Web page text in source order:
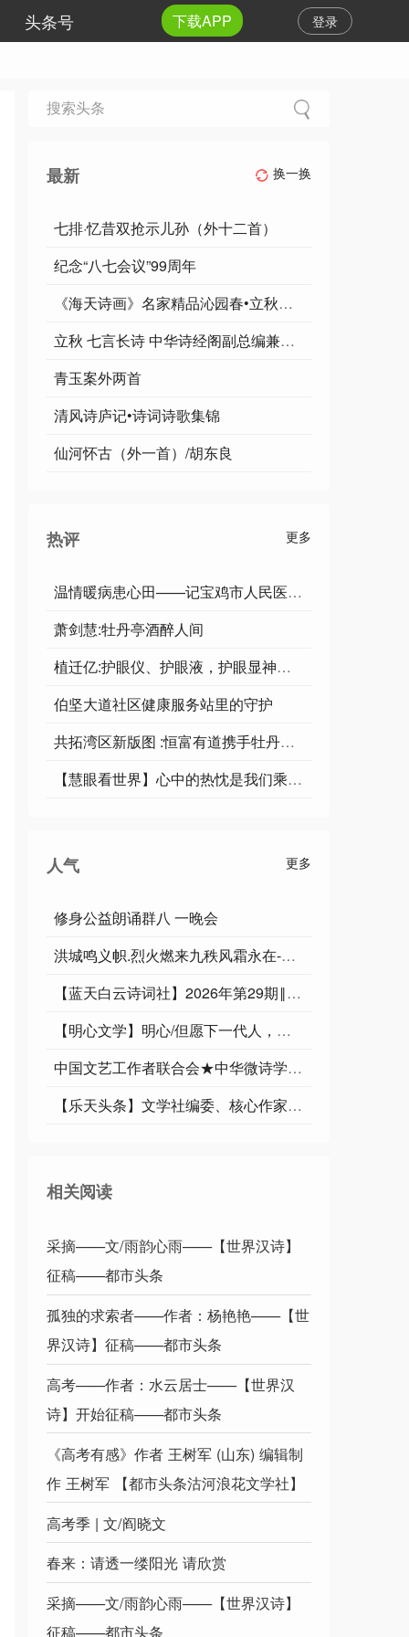
登录
头条号 下载APP
最新 换一换
七排·忆昔双抢示儿孙（外十二首）
纪念“八七会议”99周年
《海天诗画》名家精品沁园春•立秋写意词‖许碧霞（江西）
立秋 七言长诗 中华诗经阁副总编兼陕西分社社长新作 中华诗经阁陕西分社推荐
青玉案外两首
清风诗庐记•诗词诗歌集锦
仙河怀古（外一首）/胡东良
热评 更多
温情暖病患心田——记宝鸡市人民医院康复医学科全体医护人员【李当琴】
萧剑慧:牡丹亭酒醉人间
植迁亿:护眼仪、护眼液，护眼显神奇！
伯坚大道社区健康服务站里的守护
共拓湾区新版图 :恒富有道携手牡丹亭酒业开启战略合作
【慧眼看世界】心中的热忱是我们乘风破浪的底气
人气 更多
修身公益朗诵群八 一晚会
洪城鸣义帜.烈火燃来九秩风霜永在-俊岳汇雄师.祥光漫彻千重紫气遐昌∥运雪.耀华.唐江.班镇.天鹏.忠才.绍辉.飞鵬.兴华.继斌.小草.金穗.广英.家驹等佳作欣赏
【蓝天白云诗词社】2026年第29期‖王理松悼亡兄诗词专刊
【明心文学】明心/但愿下一代人，生活不在阴霾中 主播/薇薇
中国文艺工作者联合会★中华微诗学院（华诗特刊）第127期
【乐天头条】文学社编委、核心作家于宾先生精品//鹧鸪天•铁军魂（词林正韵）
相关阅读
采摘——文/雨韵心雨——【世界汉诗】
征稿——都市头条
孤独的求索者——作者：杨艳艳——【世
界汉诗】征稿——都市头条
高考——作者：水云居士——【世界汉
诗】开始征稿——都市头条
《高考有感》作者 王树军 (山东) 编辑制
作 王树军 【都市头条沽河浪花文学社】
高考季 | 文/阎晓文
春来：请透一缕阳光 请欣赏
采摘——文/雨韵心雨——【世界汉诗】
征稿——都市头条